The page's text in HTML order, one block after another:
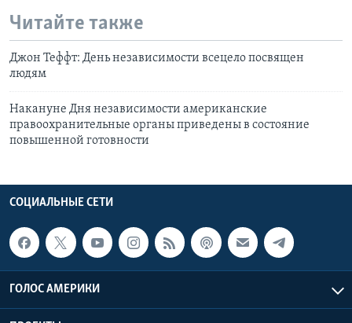
Читайте также
Джон Теффт: День независимости всецело посвящен
людям
Накануне Дня независимости американские
правоохранительные органы приведены в состояние
повышенной готовности
СОЦИАЛЬНЫЕ СЕТИ
ГОЛОС АМЕРИКИ